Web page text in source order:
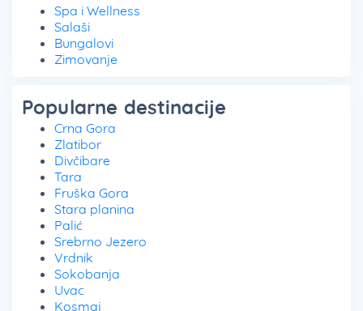
Spa i Wellness
Salaši
Bungalovi
Zimovanje
Popularne destinacije
Crna Gora
Zlatibor
Divčibare
Tara
Fruška Gora
Stara planina
Palić
Srebrno Jezero
Vrdnik
Sokobanja
Uvac
Kosmaj